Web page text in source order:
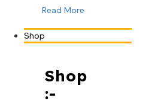
Read More
Shop
Shop
:-